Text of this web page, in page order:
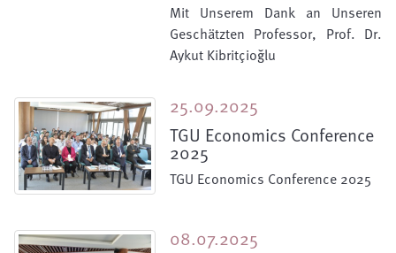
Mit Unserem Dank an Unseren
Geschätzten Professor, Prof. Dr.
Aykut Kibritçioğlu
25.09.2025
TGU Economics Conference
2025
TGU Economics Conference 2025
08.07.2025